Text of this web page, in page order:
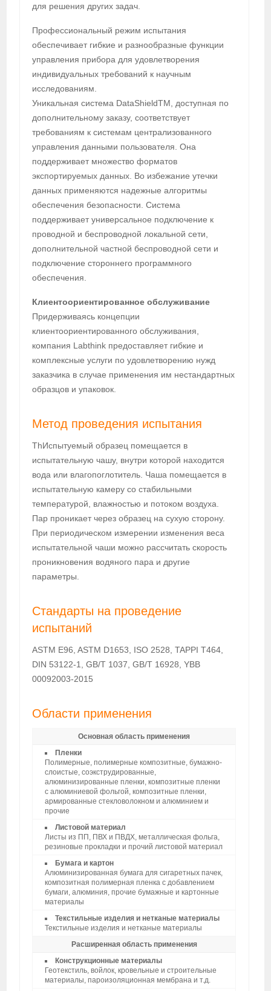
для решения других задач.
Профессиональный режим испытания
обеспечивает гибкие и разнообразные функции
управления прибора для удовлетворения
индивидуальных требований к научным
исследованиям.
Уникальная система DataShieldTM, доступная по
дополнительному заказу, соответствует
требованиям к системам централизованного
управления данными пользователя. Она
поддерживает множество форматов
экспортируемых данных. Во избежание утечки
данных применяются надежные алгоритмы
обеспечения безопасности. Система
поддерживает универсальное подключение к
проводной и беспроводной локальной сети,
дополнительной частной беспроводной сети и
подключение стороннего программного
обеспечения.
Клиентоориентированное обслуживание
Придерживаясь концепции
клиентоориентированного обслуживания,
компания Labthink предоставляет гибкие и
комплексные услуги по удовлетворению нужд
заказчика в случае применения им нестандартных
образцов и упаковок.
Метод проведения испытания
ThИспытуемый образец помещается в
испытательную чашу, внутри которой находится
вода или влагопоглотитель. Чаша помещается в
испытательную камеру со стабильными
температурой, влажностью и потоком воздуха.
Пар проникает через образец на сухую сторону.
При периодическом измерении изменения веса
испытательной чаши можно рассчитать скорость
проникновения водяного пара и другие
параметры.
Стандарты на проведение
испытаний
ASTM E96, ASTM D1653, ISO 2528, TAPPI T464,
DIN 53122-1, GB/T 1037, GB/T 16928, YBB
00092003-2015
Области применения
Основная область применения
Пленки
Полимерные, полимерные композитные, бумажно-
слоистые, соэкструдированные,
алюминизированные пленки, композитные пленки
с алюминиевой фольгой, композитные пленки,
армированные стекловолокном и алюминием и
прочие
Листовой материал
Листы из ПП, ПВХ и ПВДХ, металлическая фольга,
резиновые прокладки и прочий листовой материал
Бумага и картон
Алюминизированная бумага для сигаретных пачек,
композитная полимерная пленка с добавлением
бумаги, алюминия, прочие бумажные и картонные
материалы
Текстильные изделия и нетканые материалы
Текстильные изделия и нетканые материалы
Расширенная область применения
Конструкционные материалы
Геотекстиль, войлок, кровельные и строительные
материалы, пароизоляционная мембрана и т.д.